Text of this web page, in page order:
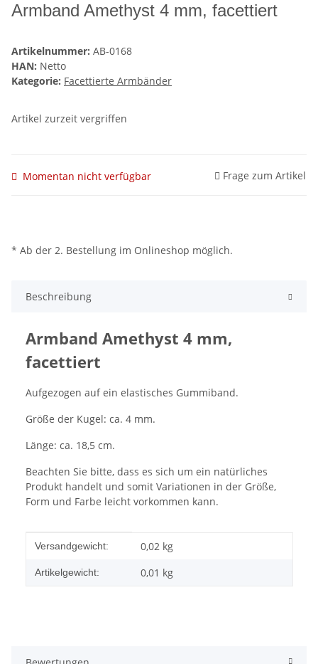
Armband Amethyst 4 mm, facettiert
Artikelnummer: AB-0168
HAN: Netto
Kategorie: Facettierte Armbänder
Artikel zurzeit vergriffen
Momentan nicht verfügbar Frage zum Artikel
* Ab der 2. Bestellung im Onlineshop möglich.
Beschreibung
Armband Amethyst 4 mm,
facettiert
Aufgezogen auf ein elastisches Gummiband.
Größe der Kugel: ca. 4 mm.
Länge: ca. 18,5 cm.
Beachten Sie bitte, dass es sich um ein natürliches
Produkt handelt und somit Variationen in der Größe,
Form und Farbe leicht vorkommen kann.
Produkteigenschaft
Wert
Versandgewicht: 0,02 kg
Artikelgewicht: 0,01 kg